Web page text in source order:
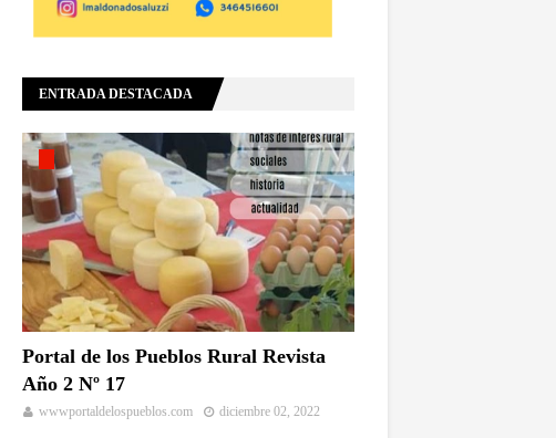
ENTRADA DESTACADA
Portal de los Pueblos Rural Revista
Año 2 Nº 17
wwwportaldelospueblos.com diciembre 02, 2022